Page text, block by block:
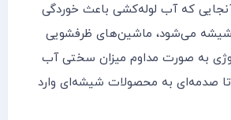
که آب لوله‌کشی باعث خوردگی
می‌شود، ماشین‌های ظرفشویی
به صورت مداوم میزان سختی آب
تا صدمه‌ای به محصولات شیشه‌ای وارد